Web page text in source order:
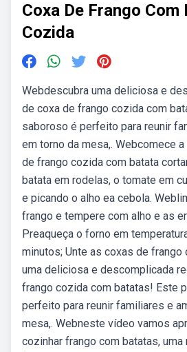
Coxa De Frango Com
Cozida
Webdescubra uma deliciosa e
de coxa de frango cozida com
saboroso é perfeito para reunir
em torno da mesa,. Webcomece
de frango cozida com batata
batata em rodelas, o tomate em
e picando o alho ea cebola.
frango e tempere com alho e as
Preaqueça o forno em
minutos; Unte as coxas de frango
uma deliciosa e descomplicada
frango cozida com batatas! Este
perfeito para reunir familiares e
mesa,. Webneste vídeo vamos
cozinhar frango com batatas,